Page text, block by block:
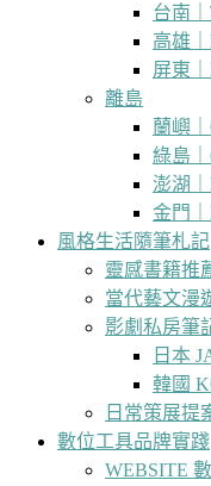
台南
高雄
屏東
離島
蘭嶼
綠島
澎湖
金門
風格生活隨筆札記
靈感書籍推
當代藝文漫
影劇私房筆
日本
韓國
日常策展提
數位工具品牌實踐
WEBSITE